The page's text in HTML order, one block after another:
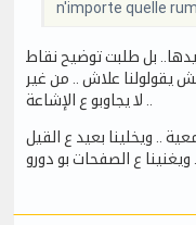
n'importe quelle
بل طلبت توضيح نقاط
يقولولنا علاش .. من غير
لا يجاوبو ع الإشاعة ..
.. ويخلينا بعيد ع القيل
ويغنينا ع الصفحات بو دورو